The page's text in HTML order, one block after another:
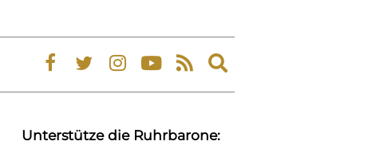
Expand
search
Unterstütze die Ruhrbarone: